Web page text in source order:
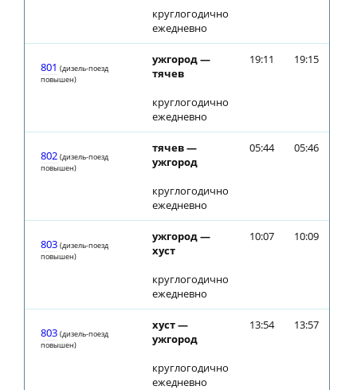
круглогодично
ежедневно
801 (дизель-поезд
повышен)
ужгород —
тячев
круглогодично
ежедневно
19:11 19:15
802 (дизель-поезд
повышен)
тячев —
ужгород
круглогодично
ежедневно
05:44 05:46
803 (дизель-поезд
повышен)
ужгород —
хуст
круглогодично
ежедневно
10:07 10:09
803 (дизель-поезд
повышен)
хуст —
ужгород
круглогодично
ежедневно
13:54 13:57